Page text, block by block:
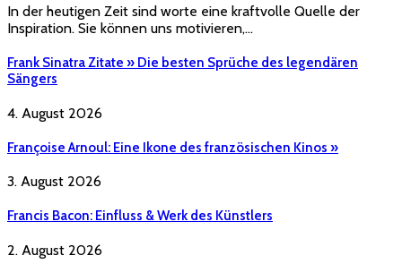
In der heutigen Zeit sind worte eine kraftvolle Quelle der
Inspiration. Sie können uns motivieren,…
Frank Sinatra Zitate » Die besten Sprüche des legendären
Sängers
4. August 2026
Françoise Arnoul: Eine Ikone des französischen Kinos »
3. August 2026
Francis Bacon: Einfluss & Werk des Künstlers
2. August 2026